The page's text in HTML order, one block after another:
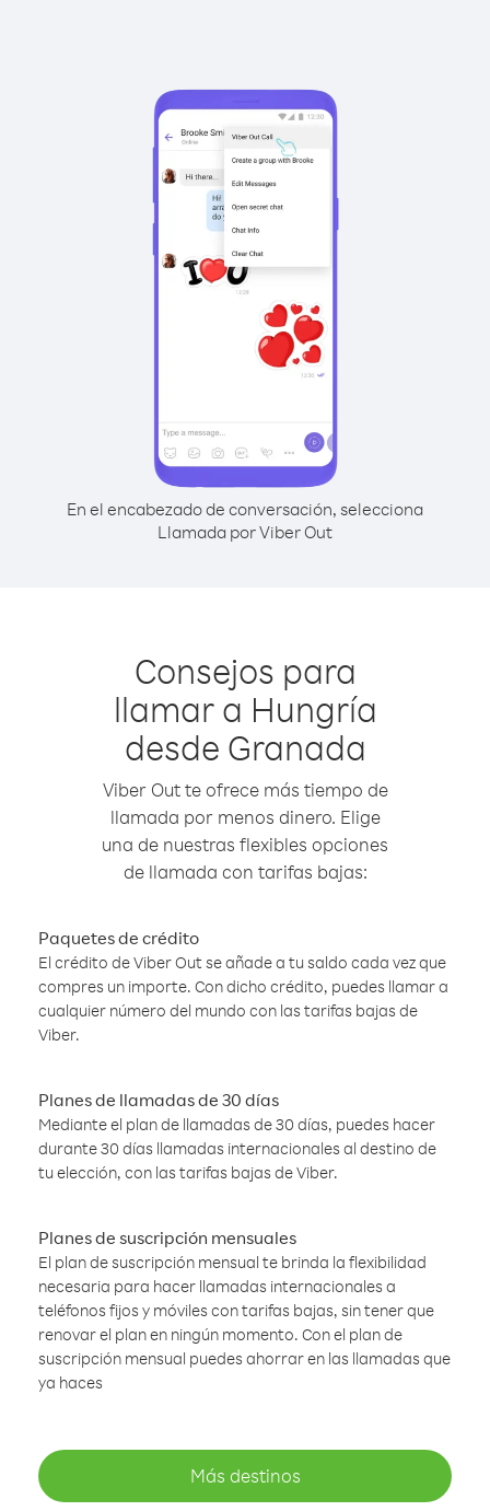
En el encabezado de conversación, selecciona
Llamada por Viber Out
Consejos para
llamar a Hungría
desde Granada
Viber Out te ofrece más tiempo de
llamada por menos dinero. Elige
una de nuestras flexibles opciones
de llamada con tarifas bajas:
Paquetes de crédito
El crédito de Viber Out se añade a tu saldo cada vez que
compres un importe. Con dicho crédito, puedes llamar a
cualquier número del mundo con las tarifas bajas de
Viber.
Planes de llamadas de 30 días
Mediante el plan de llamadas de 30 días, puedes hacer
durante 30 días llamadas internacionales al destino de
tu elección, con las tarifas bajas de Viber.
Planes de suscripción mensuales
El plan de suscripción mensual te brinda la flexibilidad
necesaria para hacer llamadas internacionales a
teléfonos fijos y móviles con tarifas bajas, sin tener que
renovar el plan en ningún momento. Con el plan de
suscripción mensual puedes ahorrar en las llamadas que
ya haces
Más destinos